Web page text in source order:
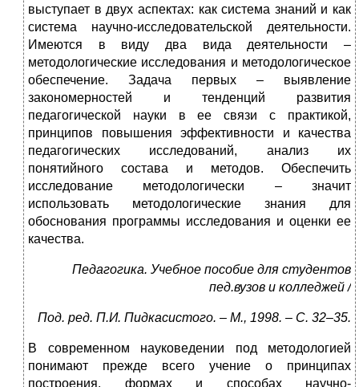
выступает в двух аспектах: как система знаний и как
система научно-исследовательской деятельности.
Имеются в виду два вида деятельности –
методологические исследования и методологическое
обеспечение. Задача первых – выявление
закономерностей и тенденций развития
педагогической науки в ее связи с практикой,
принципов повышения эффективности и качества
педагогических исследований, анализ их
понятийного состава и методов. Обеспечить
исследование методологически – значит
использовать методологические знания для
обоснования программы исследования и оценки ее
качества.
Педагогика. Учебное пособие для студентов
пед.вузов и колледжей /
Под. ред. П.И. Пидкасистого. – М., 1998. – С. 32–35.
В современном науковедении под методологией
понимают прежде всего учение о принципах
построения, формах и способах научно-